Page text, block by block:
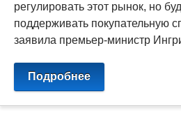
регулировать этот рынок, но
поддерживать покупательную
заявила премьер-министр
Подробнее